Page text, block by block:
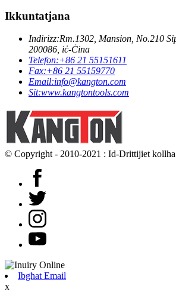
Ikkuntatjana
Indirizz:Rm.1302, Mansion, No.210
200086, iċ-Ċina
Telefon:+86 21 55151611
Fax:+86 21 55159770
Email:info@kangton.com
Sit:www.kangtontools.com
© Copyright - 2010-2021 : Id-Drittijiet
Ibgħat Email
x